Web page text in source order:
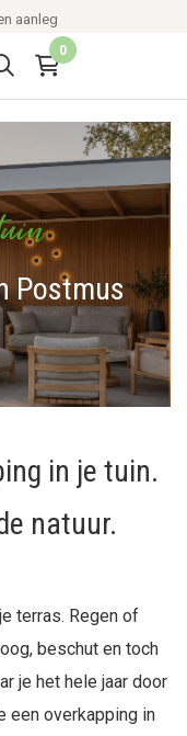
aanleg
0
Postmus
in je tuin.
natuur.
terras. Regen of
beschut en toch
je het hele jaar door
een overkapping in